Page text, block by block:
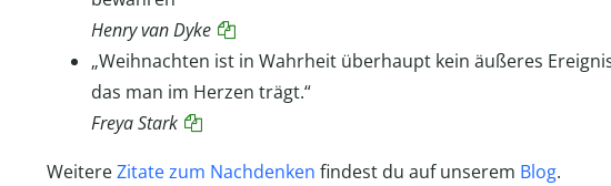
Henry van Dyke
„Weihnachten ist in Wahrheit überhaupt kein äußeres
das man im Herzen trägt.“
Freya Stark
WeitereZitate zum Nachdenken findest du auf unserem Blog.